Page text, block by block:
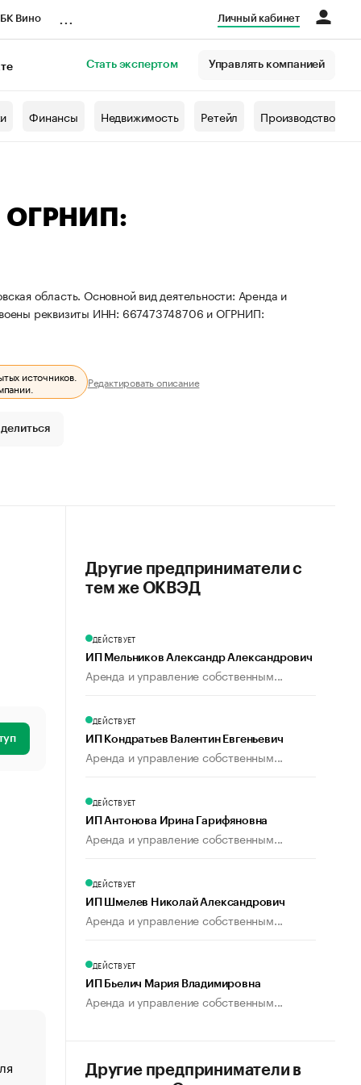
Вино Личный кабинет
Стать экспертом Управлять компанией
Финансы Недвижимость Ретейл Производство
ОГРНИП:
область. Основной вид деятельности: Аренда и
реквизиты ИНН: 667473748706 и ОГРНИП:
источников. Редактировать описание
«От спорта тело стареет иначе». Как живет глава
Другие предприниматели с
тем же ОКВЭД
ДЕЙСТВУЕТ
ИП Мельников Александр Александрович
Аренда и управление собственным...
ДЕЙСТВУЕТ
ИП Кондратьев Валентин Евгеньевич
Аренда и управление собственным...
ДЕЙСТВУЕТ
ИП Антонова Ирина Гарифяновна
Аренда и управление собственным...
ДЕЙСТВУЕТ
ИП Шмелев Николай Александрович
Аренда и управление собственным...
ДЕЙСТВУЕТ
ИП Бьелич Мария Владимировна
Аренда и управление собственным...
Другие предприниматели в